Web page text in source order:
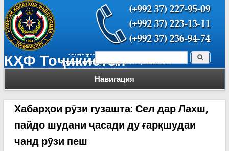
КҲФ Тоҷикистон
Навигация
Форма поиска Поиск
Хабарҳои рӯзи гузашта: Сел дар Лахш,
пайдо шудани ҷасади ду ғарқшудаи
чанд рӯзи пеш